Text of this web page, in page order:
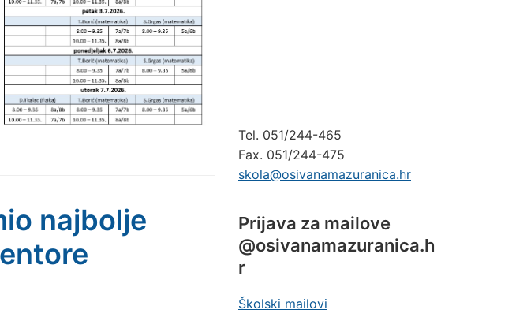
najbolje
Tel. 051/244-465
Fax. 051/244-475
skola@osivanamazuranica.hr
Prijava za mailove
@osivanamazuranica.h
r
Školski mailovi